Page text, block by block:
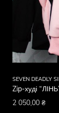
SEVEN DEADLY
Zip-худі
2 050,00 ₴